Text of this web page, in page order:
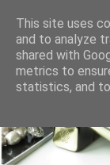
This site uses
and to analyze
shared with
metrics to
statistics, and